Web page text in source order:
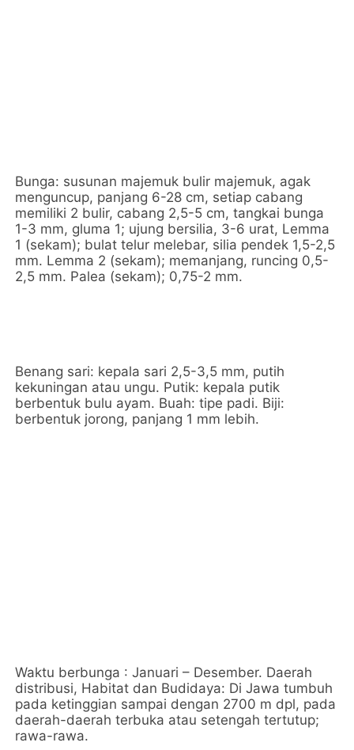
Bunga: susunan majemuk bulir majemuk, agak
menguncup, panjang 6-28 cm, setiap cabang
memiliki 2 bulir, cabang 2,5-5 cm, tangkai bunga
1-3 mm, gluma 1; ujung bersilia, 3-6 urat, Lemma
1 (sekam); bulat telur melebar, silia pendek 1,5-2,5
mm. Lemma 2 (sekam); memanjang, runcing 0,5-
2,5 mm. Palea (sekam); 0,75-2 mm.
Benang sari: kepala sari 2,5-3,5 mm, putih
kekuningan atau ungu. Putik: kepala putik
berbentuk bulu ayam. Buah: tipe padi. Biji:
berbentuk jorong, panjang 1 mm lebih.
Waktu berbunga : Januari – Desember. Daerah
distribusi, Habitat dan Budidaya: Di Jawa tumbuh
pada ketinggian sampai dengan 2700 m dpl, pada
daerah-daerah terbuka atau setengah tertutup;
rawa-rawa.